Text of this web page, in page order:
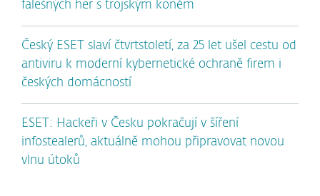
falešných her s trojským koněm
Český ESET slaví čtvrtstoletí, za 25 let ušel cestu od
antiviru k moderní kybernetické ochraně firem i
českých domácností
ESET: Hackeři v Česku pokračují v šíření
infostealerů, aktuálně mohou připravovat novou
vlnu útoků